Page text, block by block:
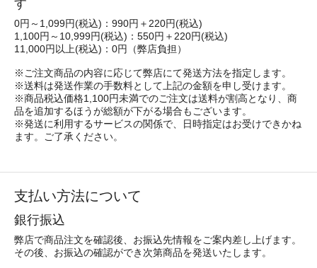
す
0円～1,099円(税込)：990円＋220円(税込)
1,100円～10,999円(税込)：550円＋220円(税込)
11,000円以上(税込)：0円（弊店負担）
※ご注文商品の内容に応じて弊店にて発送方法を指定します。
※送料は発送作業の手数料として上記の金額を申し受けます。
※商品税込価格1,100円未満でのご注文は送料が割高となり、商
品を追加するほうが総額が下がる場合もございます。
※発送に利用するサービスの関係で、日時指定はお受けできかね
ます。ご了承ください。
支払い方法について
銀行振込
弊店で商品注文を確認後、お振込先情報をご案内差し上げます。
その後、お振込の確認ができ次第商品を発送いたします。